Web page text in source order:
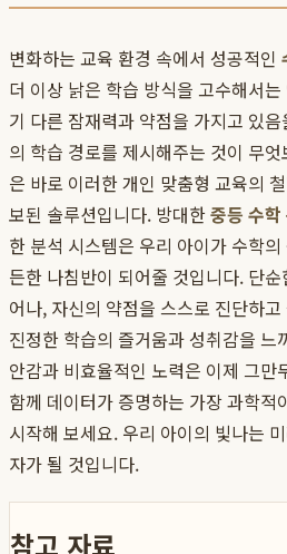
변화하는 교육 환경 속에서 성공적인
더 이상 낡은 학습 방식을 고수해서
기 다른 잠재력과 약점을 가지고 있
의 학습 경로를 제시해주는 것이 무
은 바로 이러한 개인 맞춤형 교육의
보된 솔루션입니다. 방대한중등 수학
한 분석 시스템은 우리 아이가 수학
든한 나침반이 되어줄 것입니다. 단
어나, 자신의 약점을 스스로 진단하
진정한 학습의 즐거움과 성취감을 느
안감과 비효율적인 노력은 이제 그만
함께 데이터가 증명하는 가장 과학적
시작해 보세요. 우리 아이의 빛나는
자가 될 것입니다.
참고 자료